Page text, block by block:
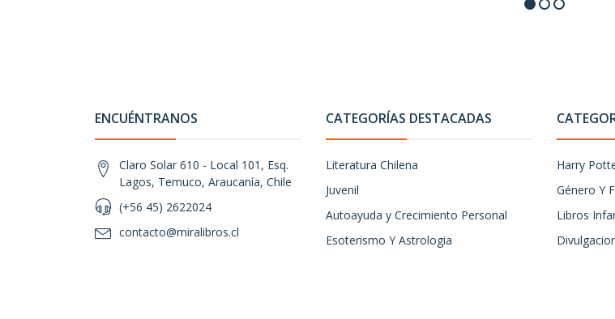
ENCUÉNTRANOS
Claro Solar 610 - Local 101, Esq.
Lagos, Temuco, Araucanía, Chile
(+56 45) 2622024
contacto@miralibros.cl
CATEGORÍAS DESTACADAS
Literatura Chilena
Juvenil
Autoayuda y Crecimiento Personal
Esoterismo Y Astrologia
Harry
Género Y
Libros